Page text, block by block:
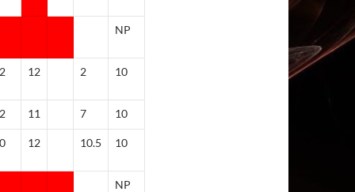
NP
12 2 10
11 7 10
12 10.5 10
NP